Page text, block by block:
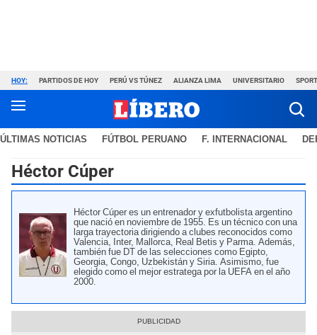
HOY: PARTIDOS DE HOY PERÚ VS TÚNEZ ALIANZA LIMA UNIVERSITARIO
ÚLTIMAS NOTICIAS FÚTBOL PERUANO F. INTERNACIONAL
Héctor Cúper
Héctor Cúper es un entrenador y exfutbolista argentino
que nació en noviembre de 1955. Es un técnico con una
larga trayectoria dirigiendo a clubes reconocidos como
Valencia, Inter, Mallorca, Real Betis y Parma. Además,
también fue DT de las selecciones como Egipto,
Georgia, Congo, Uzbekistán y Siria. Asimismo, fue
elegido como el mejor estratega por la UEFA en el año
2000.